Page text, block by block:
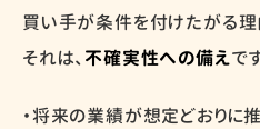
買い手が条件を付けたがる理
それは、不確実性への備えで
・将来の業績が想定どおりに